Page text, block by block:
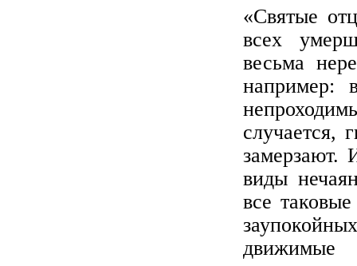
«Святые
всех
весьма
например:
случается,
замерзают.
виды
все